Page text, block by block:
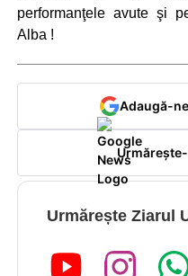
performanţele avute şi
Alba !
Adaugă-
Urmărește Ziarul